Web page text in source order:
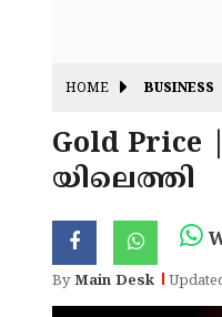
HOME BUSINESS
Gold
യിലെത്തി
ByMain Desk